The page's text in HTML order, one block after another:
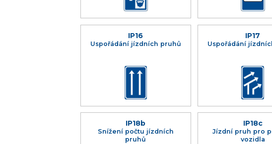
IP16
Uspořádání jízdních pruhů
IP17
Uspořádání
IP18b
Snížení počtu jízdních
pruhů
IP18c
Jízdní pruh pro
vozidla